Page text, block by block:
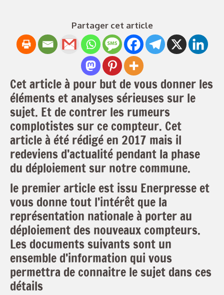
Partager cet article
Cet article à pour but de vous donner les
éléments et analyses sérieuses sur le
sujet. Et de contrer les rumeurs
complotistes sur ce compteur. Cet
article à été rédigé en 2017 mais il
redeviens d’actualité pendant la phase
du déploiement sur notre commune.
le premier article est issu Enerpresse et
vous donne tout l’intérêt que la
représentation nationale à porter au
déploiement des nouveaux compteurs.
Les documents suivants sont un
ensemble d’information qui vous
permettra de connaitre le sujet dans ces
détails